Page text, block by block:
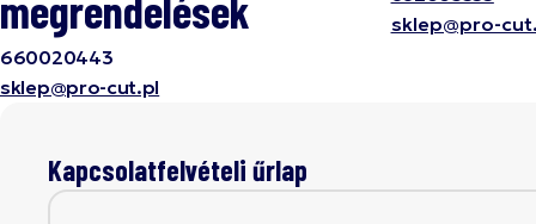
660020443
sklep@pro-cut.pl
sklep@pro-
Kapcsolatfelvételi űrlap